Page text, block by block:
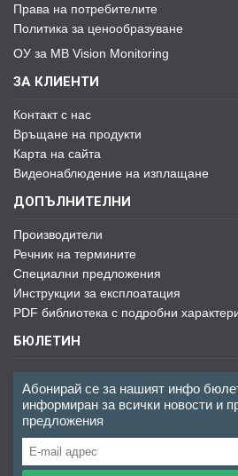
Права на потребителите
Политика за ценообразуване
ОУ за MB Vision Monitoring
ЗА КЛИЕНТИ
Контакт с нас
Връщане на продукти
Карта на сайта
Видеонаблюдение на изплащане
ДОПЪЛНИТЕЛНИ
Производители
Речник на термините
Специални предложения
Инструкции за експлоатация
PDF библиотека с подробни
БЮЛЕТИН
Абонирай се за нашият инфо
информиран за всички новости и
предложения